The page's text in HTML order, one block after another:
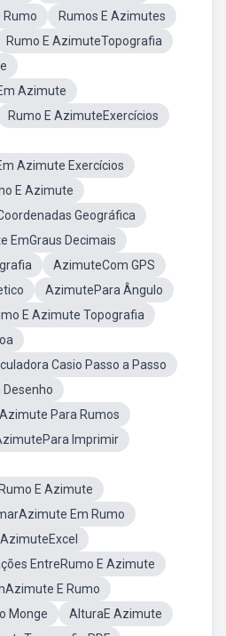
Rumo
Rumos E Azimutes
Rumo E AzimuteTopografia
Azimute
Rumo E AzimuteExercícios
Azimute Exercícios
E Azimute
Geográfica
EmGraus Decimais
AzimuteCom GPS
AzimutePara Ângulo
E Azimute Topografia
Casio Passo a Passo
Desenho
Para Rumos
Imprimir
E Azimute
Em Rumo
AzimuteExcel
EntreRumo E Azimute
E Rumo
Monge
AlturaE Azimute